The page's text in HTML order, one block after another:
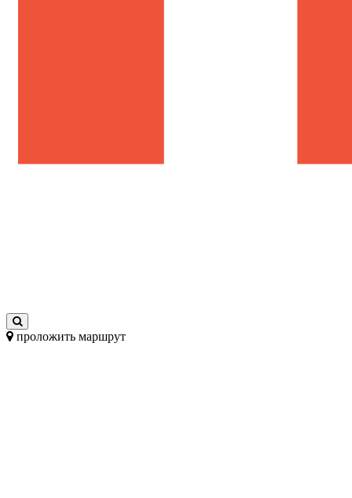
проложить маршрут